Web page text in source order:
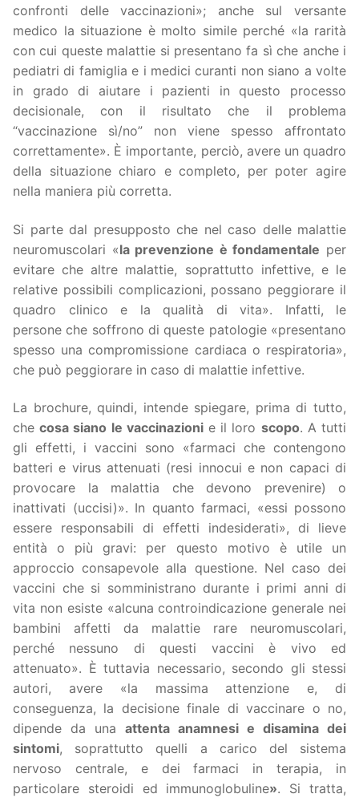
confronti delle vaccinazioni»; anche sul versante
medico la situazione è molto simile perché «la rarità
con cui queste malattie si presentano fa sì che anche i
pediatri di famiglia e i medici curanti non siano a volte
in grado di aiutare i pazienti in questo processo
decisionale, con il risultato che il problema
“vaccinazione sì/no” non viene spesso affrontato
correttamente». È importante, perciò, avere un quadro
della situazione chiaro e completo, per poter agire
nella maniera più corretta.
Si parte dal presupposto che nel caso delle malattie
neuromuscolari «la prevenzione è fondamentale per
evitare che altre malattie, soprattutto infettive, e le
relative possibili complicazioni, possano peggiorare il
quadro clinico e la qualità di vita». Infatti, le
persone che soffrono di queste patologie «presentano
spesso una compromissione cardiaca o respiratoria»,
che può peggiorare in caso di malattie infettive.
La brochure, quindi, intende spiegare, prima di tutto,
checosa siano le vaccinazionie il loro scopo. A tutti
gli effetti, i vaccini sono «farmaci che contengono
batteri e virus attenuati (resi innocui e non capaci di
provocare la malattia che devono prevenire) o
inattivati (uccisi)». In quanto farmaci, «essi possono
essere responsabili di effetti indesiderati», di lieve
entità o più gravi: per questo motivo è utile un
approccio consapevole alla questione. Nel caso dei
vaccini che si somministrano durante i primi anni di
vita non esiste «alcuna controindicazione generale nei
bambini affetti da malattie rare neuromuscolari,
perché nessuno di questi vaccini è vivo ed
attenuato». È tuttavia necessario, secondo gli stessi
autori, avere «la massima attenzione e, di
conseguenza, la decisione finale di vaccinare o no,
dipende da una attenta anamnesi e disamina dei
sintomi, soprattutto quelli a carico del sistema
nervoso centrale, e dei farmaci in terapia, in
particolare steroidi ed immunoglobuline». Si tratta,